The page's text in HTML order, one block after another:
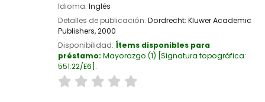
Idioma: Inglés
Detalles de publicación: Dordrecht: Kluwer Academic
Publishers,2000
Disponibilidad: Ítems disponibles para
préstamo: Mayorazgo (1) Signatura topográfica:
551.22/E6 .